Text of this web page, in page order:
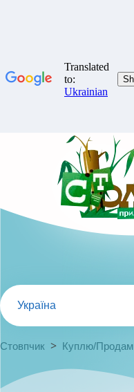
Україна
Стовпчик > Куплю/Продам